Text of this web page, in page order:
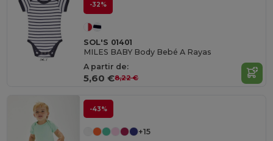
-32%
SOL'S 01401
MILES BABY Body Bebé A Rayas
A partir de:
5,60 €8,22 €
-43%
+15